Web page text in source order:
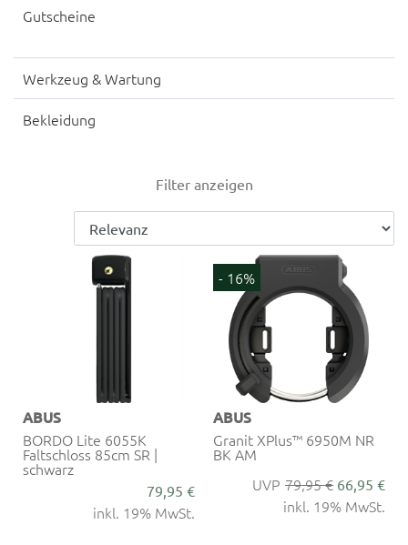
Gutscheine
Werkzeug & Wartung
Bekleidung
Filter anzeigen
ABUS
BORDO Lite 6055K
Faltschloss 85cm SR |
schwarz
79,95 €
inkl. 19% MwSt.
- 16%
ABUS
Granit XPlus™ 6950M NR
BK AM
79,95 € 66,95 €
inkl. 19% MwSt.